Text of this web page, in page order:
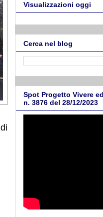
Visualizzazioni oggi
Cerca nel blog
Spot Progetto Vivere
n. 3876 del 28/12/2023